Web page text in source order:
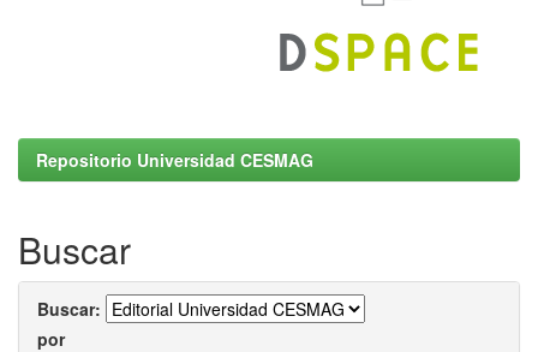
Repositorio Universidad CESMAG
Buscar
Buscar:
por